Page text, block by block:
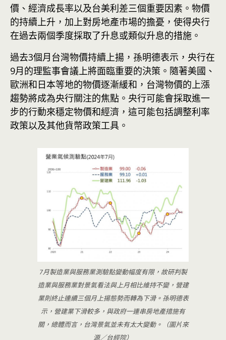
價、經濟成長率以及台美利差三個重要因素。物價
的持續上升，加上對房地產市場的擔憂，使得央行
在過去兩個季度採取了升息或類似升息的措施。
過去3個月台灣物價持續上揚，孫明德表示，央行在
9月的理監事會議上將面臨重要的決策。隨著美國、
歐洲和日本等地的物價逐漸緩和，台灣物價的上漲
趨勢將成為央行關注的焦點。央行可能會採取進一
步的行動來穩定物價和經濟，這可能包括調整利率
政策以及其他貨幣政策工具。
7月製造業與服務業測驗點變動幅度有限，故研判製
造業與服務業對景氣看法與上月相比維持不變，營建
業則終止連續三個月上揚態勢而轉為下滑。孫明德表
示，營建業下滑較多，與政府一連串房地產措施有
關，總體而言，台灣景氣並未有太大變動。（圖片來
源／台經院）